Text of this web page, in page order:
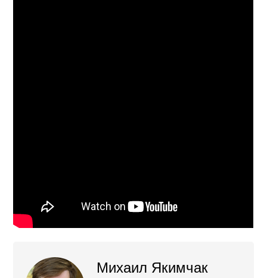
Михаил Якимчак